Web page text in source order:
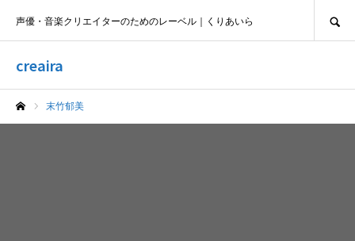
creaira
声優・音楽クリエイターのためのレーベル｜くりあいら
末竹郁美